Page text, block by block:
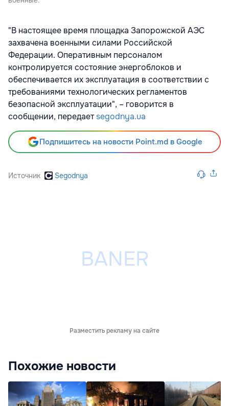
"В настоящее время площадка Запорожской АЭС
захвачена военными силами Российской
Федерации. Оперативным персоналом
контролируется состояние энергоблоков и
обеспечивается их эксплуатация в соответствии с
требованиями технологических регламентов
безопасной эксплуатации", – говорится в
сообщении, передаетsegodnya.ua
Подпишитесь на новости Point.md в Google
Источник Segodnya
Разместить рекламу на сайте
Похожие новости